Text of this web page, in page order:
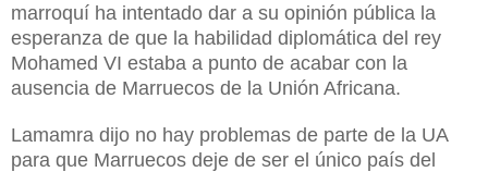
marroquí ha intentado dar a su opinión pública la
esperanza de que la habilidad diplomática del rey
Mohamed VI estaba a punto de acabar con la
ausencia de Marruecos de la Unión Africana.
Lamamra dijo no hay problemas de parte de la UA
para que Marruecos deje de ser el único país del